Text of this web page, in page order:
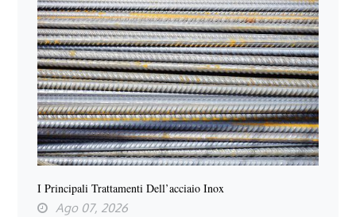
I Principali Trattamenti Dell’acciaio Inox
Ago 07, 2026